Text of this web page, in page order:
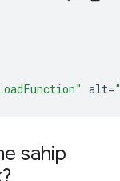
alt=
sahip